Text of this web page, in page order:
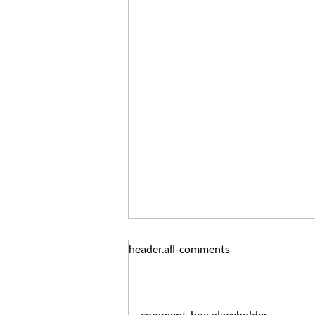
Von guten Mächten
Ich sagte zu dem Engel, der an der
header.all-comments